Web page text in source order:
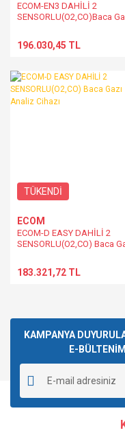
ECOM-EN3 DAHİLİ 2
SENSORLU(O2,CO)Baca
196.030,45 TL
TÜKENDİ
ECOM
ECOM-D EASY DAHİLİ 2
SENSORLU(O2,CO) Baca
183.321,72 TL
KAMPANYA
E-